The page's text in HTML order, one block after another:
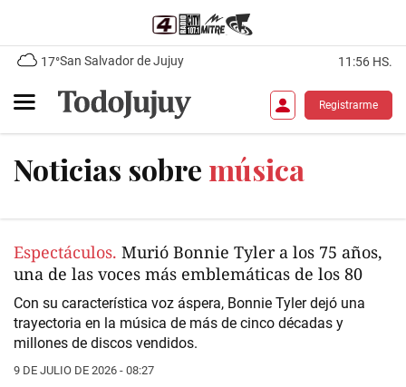
17°San Salvador de Jujuy 11:56 HS.
Registrarme
Noticias sobre música
Espectáculos. Murió Bonnie Tyler a los 75 años,
una de las voces más emblemáticas de los 80
Con su característica voz áspera, Bonnie Tyler dejó una
trayectoria en la música de más de cinco décadas y
millones de discos vendidos.
9 DE JULIO DE 2026 - 08:27